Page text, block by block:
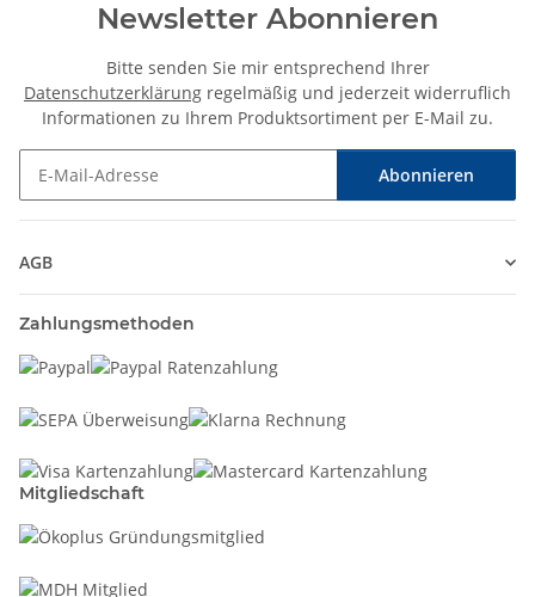
Newsletter Abonnieren
Bitte senden Sie mir entsprechend Ihrer
Datenschutzerklärung regelmäßig und jederzeit widerruflich
Informationen zu Ihrem Produktsortiment per E-Mail zu.
Abonnieren
AGB
Zahlungsmethoden
Mitgliedschaft